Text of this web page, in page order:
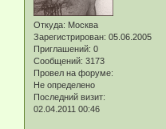
Откуда: Москва
Зарегистрирован: 05.06.2005
Приглашений: 0
Сообщений: 3173
Провел на форуме:
Не определено
Последний визит:
02.04.2011 00:46